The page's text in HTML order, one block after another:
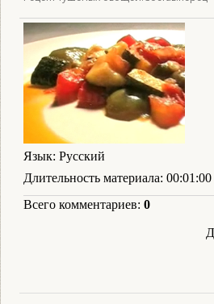
Язык: Русский
Длительность материала: 00:01:00
Всего комментариев: 0